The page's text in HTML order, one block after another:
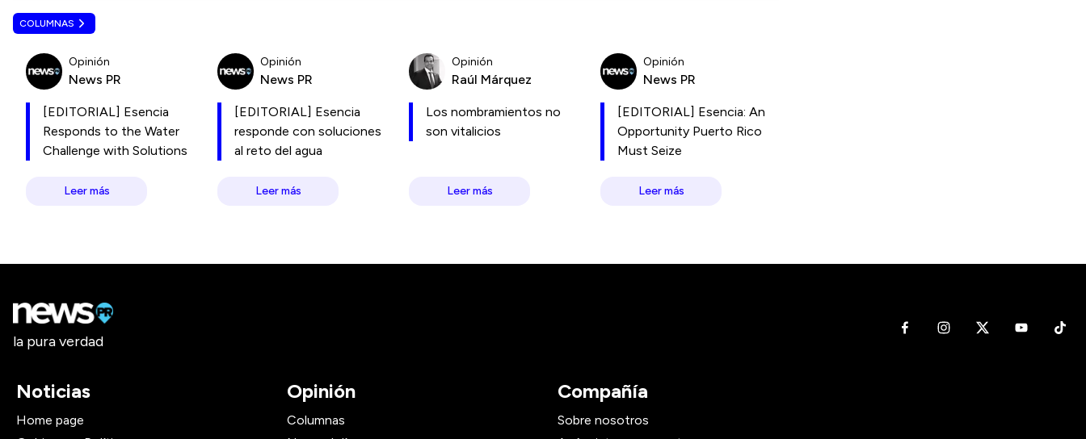
COLUMNAS
Opinión
News PR
[EDITORIAL] Esencia
Responds to the Water
Challenge with Solutions
Leer más
Opinión
News PR
[EDITORIAL] Esencia
responde con soluciones
al reto del agua
Leer más
Opinión
Raúl Márquez
Los nombramientos no
son vitalicios
Leer más
Opinión
News PR
[EDITORIAL] Esencia: An
Opportunity Puerto Rico
Must Seize
Leer más
la pura verdad
Noticias
Home page
Opinión
Columnas
Compañía
Sobre nosotros